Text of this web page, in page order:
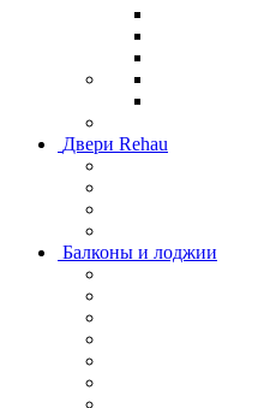
Двери Rehau
Балконы и лоджии